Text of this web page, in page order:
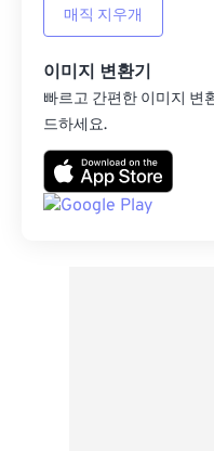
매직 지우개
이미지 변환기
빠르고 간편한 이미지 변
드하세요.